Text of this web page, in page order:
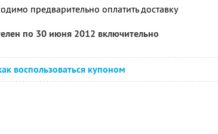
предварительно оплатить доставку
по 30 июня 2012 включительно
воспользоваться купоном